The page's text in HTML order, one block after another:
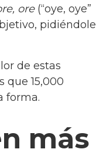
ore(“oye, oye”
pidiéndole
de estas
que 15,000
forma.
más